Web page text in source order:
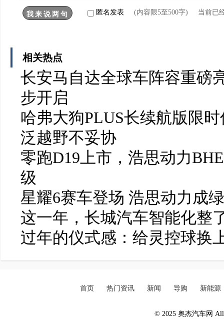
匿名发表 (内容限5至500字) 当前已
相关热点
长安马自达全球车阵容重磅
步开启
哈弗大狗PLUS长续航版限
泛越野不妥协
零跑D19上市，浩思动力
级
星耀6赛车登场 浩思动力成
这一年，长城汽车智能化整
过年的仪式感：给灵控球换
首页 热门资讯 新闻 导购 新能源
© 2025 奥杰汽车网 All